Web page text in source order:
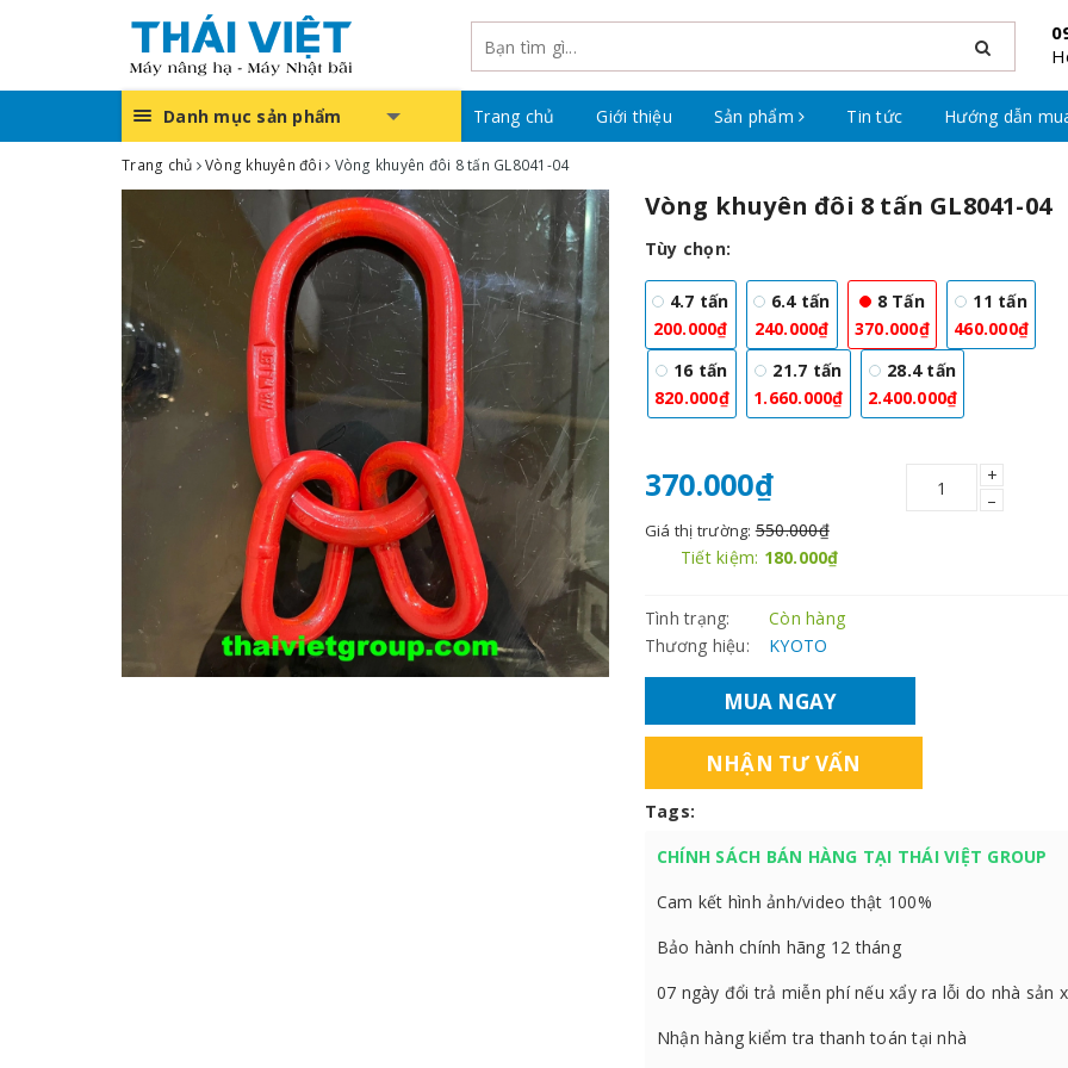
Danh mục sản phẩm Trang chủ Giới thiệu Sản phẩm Tin tức Hướng dẫn
Trang chủ Vòng khuyên đôi Vòng khuyên đôi 8 tấn GL8041-04
Vòng khuyên đôi 8 tấn GL8041-04
Tùy chọn:
4.7 tấn
200.000₫
6.4 tấn
240.000₫
8 Tấn
370.000₫
11 tấn
460.000₫
16 tấn
820.000₫
21.7 tấn
1.660.000₫
28.4 tấn
2.400.000₫
370.000₫
Giá thị trường:550.000₫
Tiết kiệm: 180.000₫
+
–
Tình trạng:
Còn hàng
Thương hiệu:
KYOTO
MUA NGAY
NHẬN TƯ VẤN
Tags:
CHÍNH SÁCH BÁN HÀNG TẠI THÁI VIỆT GROUP
Cam kết hình ảnh/video thật 100%
Bảo hành chính hãng 12 tháng
07 ngày đổi trả miễn phí nếu xẩy ra lỗi do nhà sản
Nhận hàng kiểm tra thanh toán tại nhà